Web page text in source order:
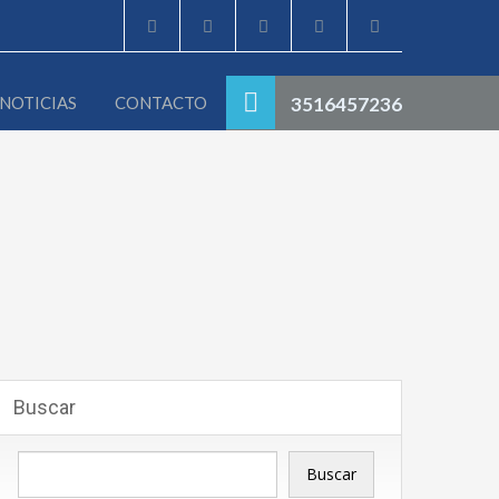
3516457236
NOTICIAS CONTACTO
Buscar
Buscar